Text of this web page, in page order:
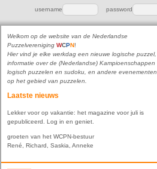
username password
Welkom op de website van de Nederlandse
Puzzelvereniging WCPN!
Hier vind je elke werkdag een nieuwe logische puzzel,
informatie over de (Nederlandse) Kampioenschappen
logisch puzzelen en sudoku, en andere evenementen
op het gebied van puzzelen.
Laatste nieuws
Lekker voor op vakantie: het magazine voor juli is
gepubliceerd. Log in en geniet.
groeten van het WCPN-bestuur
René, Richard, Saskia, Anneke